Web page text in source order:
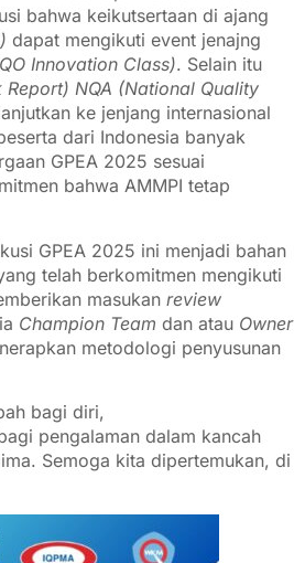
bahwa keikutsertaan di ajang
dapat mengikuti event jenajng
Innovation Class). Selain itu
Report) NQA (National Quality
ke jenjang internasional
dari Indonesia banyak
GPEA 2025 sesuai
bahwa AMMPI tetap
GPEA 2025 ini menjadi bahan
telah berkomitmen mengikuti
masukan review
Champion Team dan atau Owner
metodologi penyusunan
bagi diri,
pengalaman dalam kancah
Semoga kita dipertemukan, di